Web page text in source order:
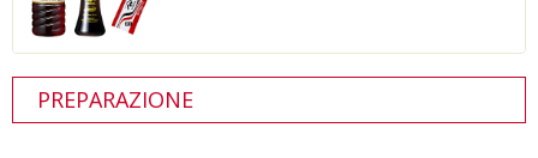
PREPARAZIONE